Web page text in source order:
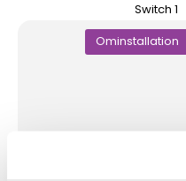
Switch 1
Ominstallation